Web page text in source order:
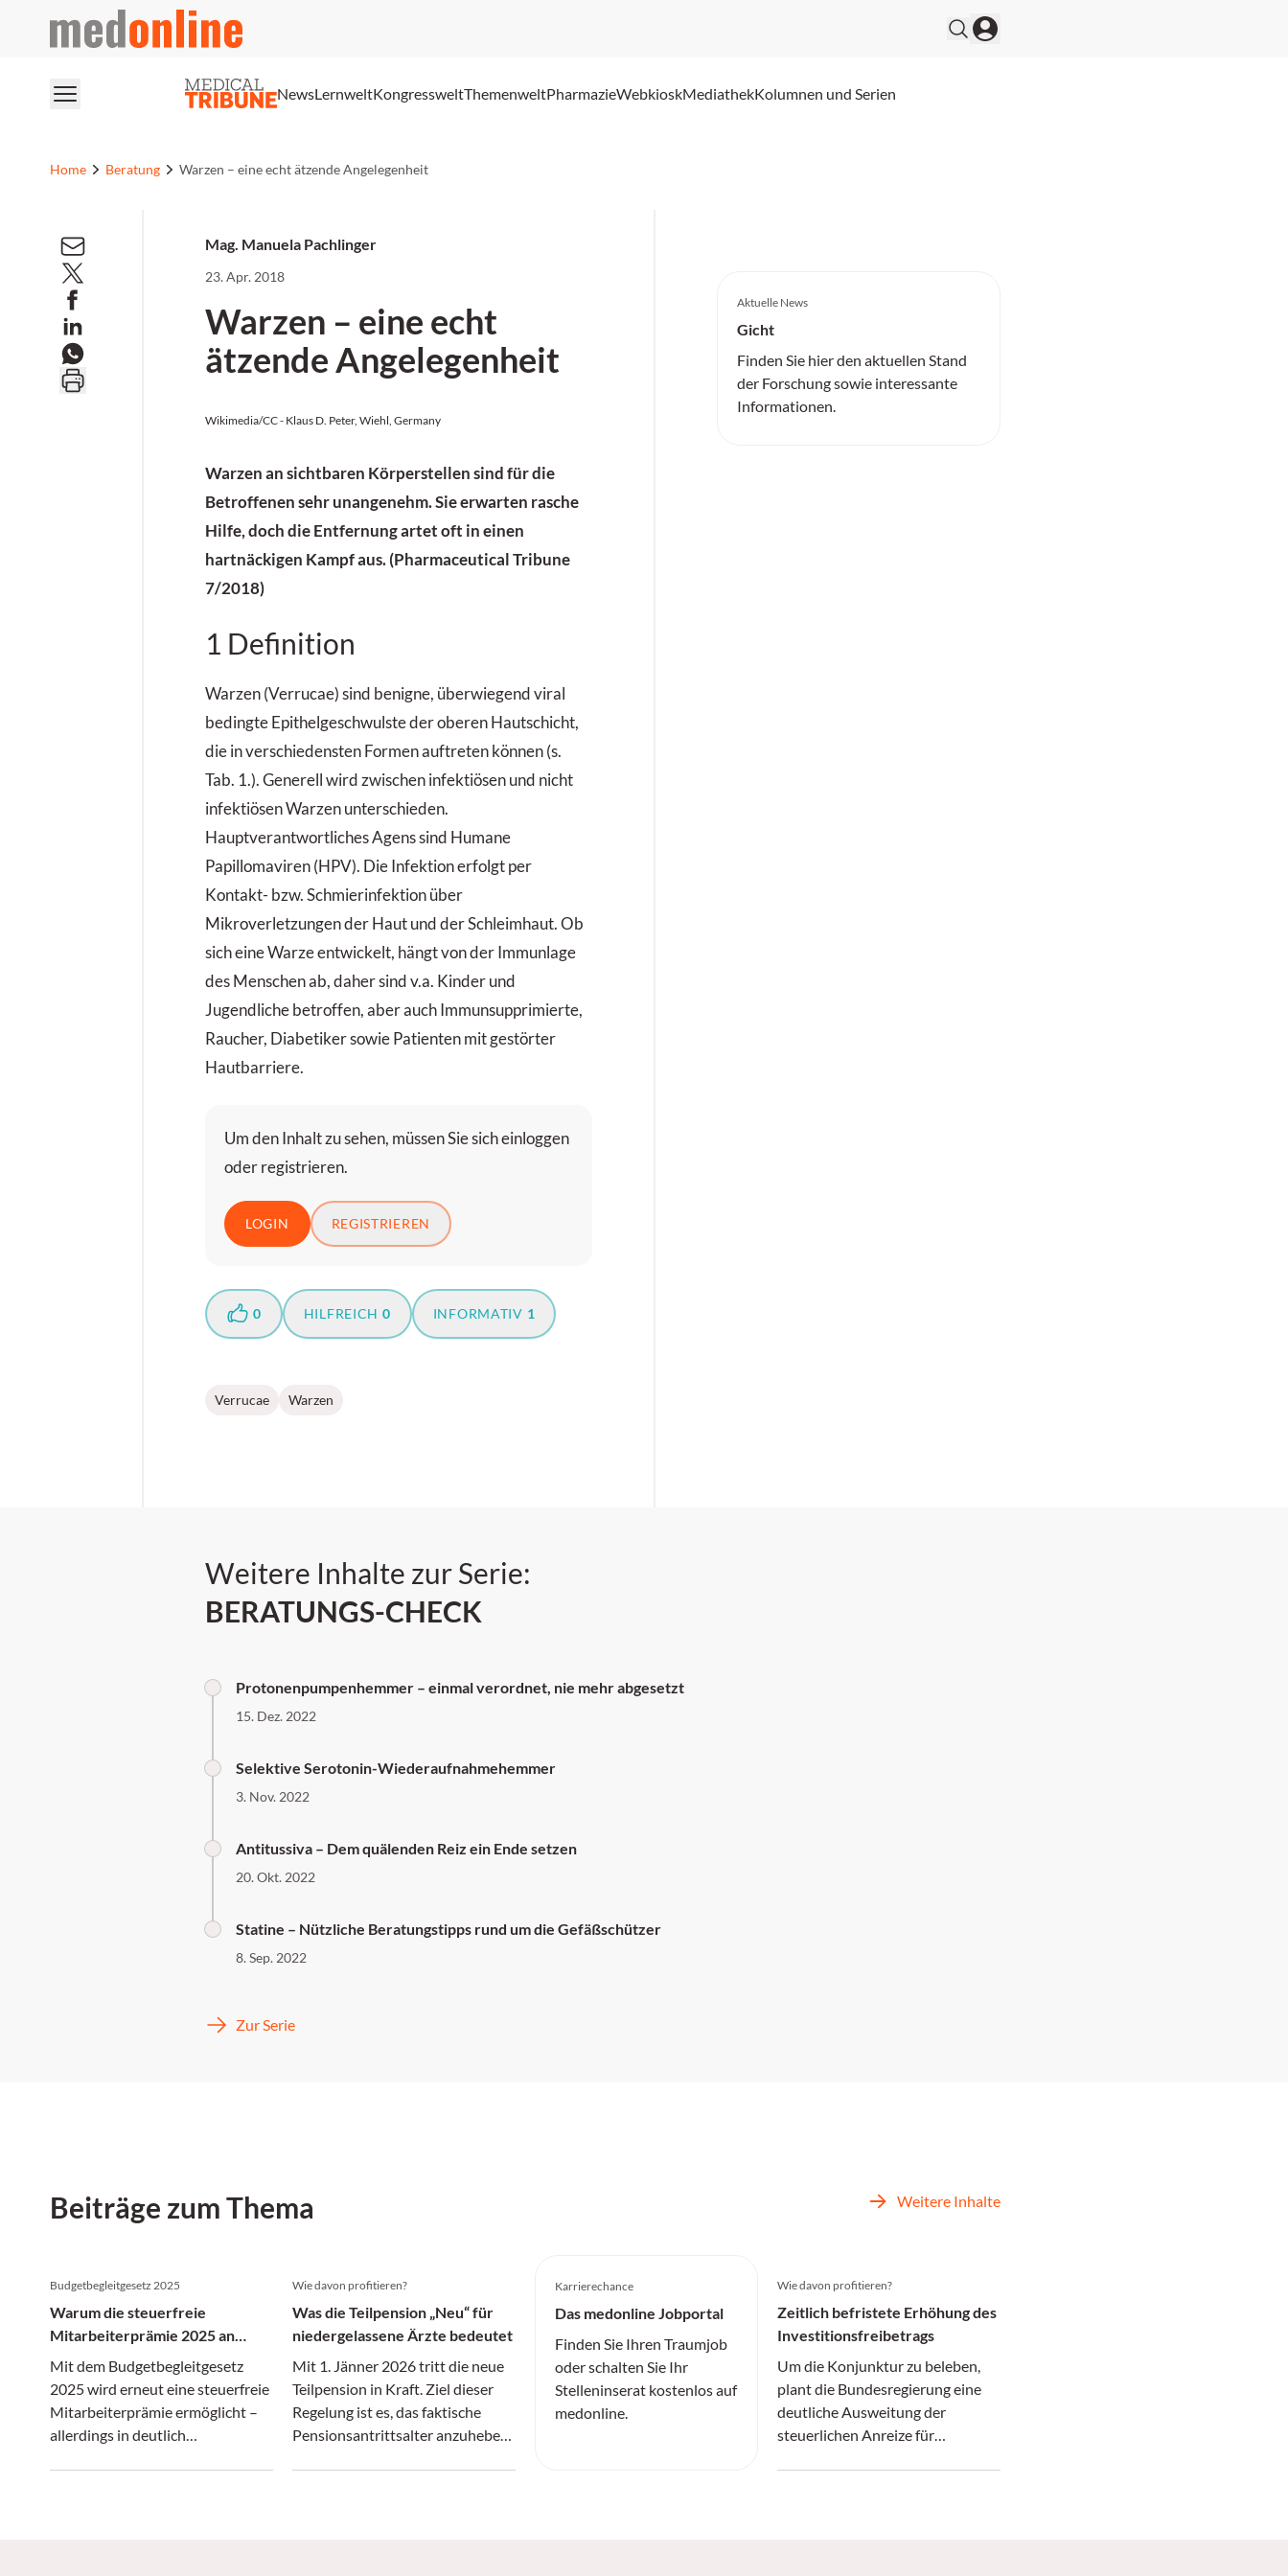
medonline
NewsLernweltKongressweltThemenweltPharmazieWebkioskMediathekKolumnen und Serien
Home Beratung Warzen – eine echt ätzende Angelegenheit
Mag. Manuela Pachlinger
23. Apr. 2018
Warzen – eine echt
ätzende Angelegenheit
Wikimedia/CC - Klaus D. Peter, Wiehl, Germany
Warzen an sichtbaren Körperstellen sind für die
Betroffenen sehr unangenehm. Sie erwarten rasche
Hilfe, doch die Entfernung artet oft in einen
hartnäckigen Kampf aus. (Pharmaceutical Tribune
7/2018)
1 Definition
Warzen (Verrucae) sind benigne, überwiegend viral
bedingte Epithelgeschwulste der oberen Hautschicht,
die in verschiedensten Formen auftreten können (s.
Tab. 1.). Generell wird zwischen infektiösen und nicht
infektiösen Warzen unterschieden.
Hauptverantwortliches Agens sind Humane
Papillomaviren (HPV). Die Infektion erfolgt per
Kontakt- bzw. Schmierinfektion über
Mikroverletzungen der Haut und der Schleimhaut. Ob
sich eine Warze entwickelt, hängt von der Immunlage
des Menschen ab, daher sind v.a. Kinder und
Jugendliche betroffen, aber auch Immunsupprimierte,
Raucher, Diabetiker sowie Patienten mit gestörter
Hautbarriere.
Um den Inhalt zu sehen, müssen Sie sich einloggen
oder registrieren.
LOGIN REGISTRIEREN
0 HILFREICH 0 INFORMATIV 1
Verrucae Warzen
Aktuelle News
Gicht
Finden Sie hier den aktuellen Stand
der Forschung sowie interessante
Informationen.
Weitere Inhalte zur Serie:
BERATUNGS-CHECK
Protonenpumpenhemmer – einmal verordnet, nie mehr abgesetzt
15. Dez. 2022
Selektive Serotonin-Wiederaufnahmehemmer
3. Nov. 2022
Antitussiva – Dem quälenden Reiz ein Ende setzen
20. Okt. 2022
Statine – Nützliche Beratungstipps rund um die Gefäßschützer
8. Sep. 2022
Zur Serie
Beiträge zum Thema Weitere Inhalte
Budgetbegleitgesetz 2025
Warum die steuerfreie
Mitarbeiterprämie 2025 an
Attraktivität verliert
Mit dem Budgetbegleitgesetz
2025 wird erneut eine steuerfreie
Mitarbeiterprämie ermöglicht –
allerdings in deutlich
Wie davon profitieren?
Was die Teilpension „Neu“ für
niedergelassene Ärzte bedeutet
Mit 1. Jänner 2026 tritt die neue
Teilpension in Kraft. Ziel dieser
Regelung ist es, das faktische
Pensionsantrittsalter anzuheben
Karrierechance
Das medonline Jobportal
Finden Sie Ihren Traumjob
oder schalten Sie Ihr
Stelleninserat kostenlos auf
medonline.
Wie davon profitieren?
Zeitlich befristete Erhöhung des
Investitionsfreibetrags
Um die Konjunktur zu beleben,
plant die Bundesregierung eine
deutliche Ausweitung der
steuerlichen Anreize für